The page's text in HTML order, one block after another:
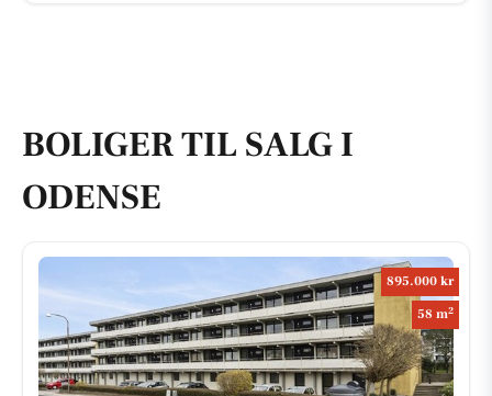
BOLIGER TIL SALG I
ODENSE
895.000 kr
58 m2